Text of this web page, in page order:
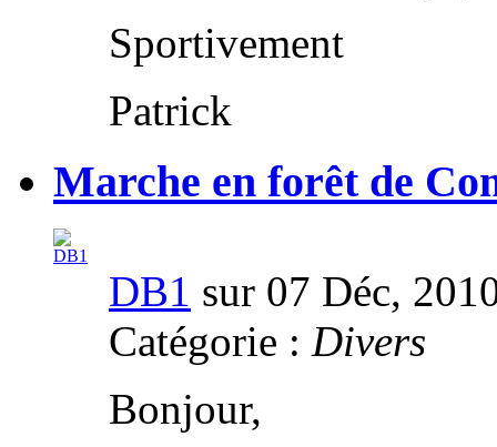
Sportivement
Patrick
Marche en forêt de
DB1 sur 07 Déc,
Catégorie : Divers
Bonjour,